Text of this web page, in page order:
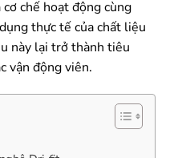
cơ chế hoạt động cùng
thực tế của chất liệu
này lại trở thành tiêu
vận động viên.